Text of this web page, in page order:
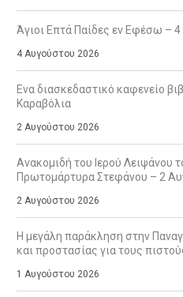
Άγιοι Επτά Παίδες εν Εφέσω –
4 Αυγούστου 2026
Ενα διασκεδαστικό καφενείο
Καραβόλια
2 Αυγούστου 2026
Ανακομιδή του Ιερού Λειψάνου
Πρωτομάρτυρα Στεφάνου – 2
2 Αυγούστου 2026
Η μεγάλη παράκληση στην
και προστασίας για τους
1 Αυγούστου 2026